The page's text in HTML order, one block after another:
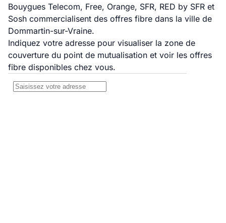
Bouygues Telecom, Free, Orange, SFR, RED by SFR et
Sosh commercialisent des offres fibre dans la ville de
Dommartin-sur-Vraine.
Indiquez votre adresse pour visualiser la zone de
couverture du point de mutualisation et voir les offres
fibre disponibles chez vous.